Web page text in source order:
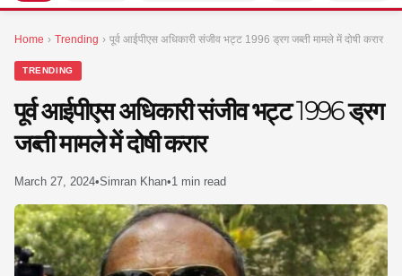
Home › Trending › पूर्व आईपीएस अधिकारी संजीव भट्ट 1996 ड्रग जब्ती मामले में दोषी करार
TRENDING
पूर्व आईपीएस अधिकारी संजीव भट्ट 1996 ड्रग
जब्ती मामले में दोषी करार
March 27, 2024•Simran Khan•1 min read